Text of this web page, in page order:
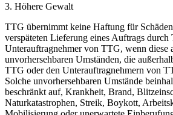
3. Höhere Gewalt
TTG übernimmt keine Haftung für
verspäteten Lieferung eines Auftrags
Unterauftragnehmer von TTG, wenn diese
unvorhersehbaren Umständen, die
TTG oder den Unterauftragnehmern von
Solche unvorhersehbaren Umstände
beschränkt auf, Krankheit, Brand,
Naturkatastrophen, Streik, Boykott,